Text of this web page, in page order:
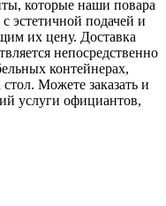
которые наши повара
эстетичной подачей и
их цену. Доставка
непосредственно
контейнерах,
Можете заказать и
услуги официантов,